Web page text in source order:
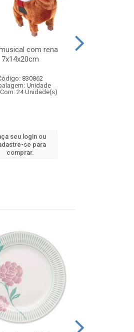
com rena
7x14x20cm
830862
Unidade
24 Unidade(s)
seu login ou
se para
comprar.